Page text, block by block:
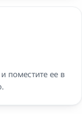
поместите ее в